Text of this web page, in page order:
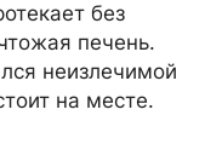
без
печень.
неизлечимой
на месте.